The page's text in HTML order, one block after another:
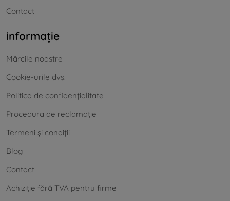
Contact
informație
Mărcile noastre
Cookie-urile dvs.
Politica de confidențialitate
Procedura de reclamație
Termeni și condiții
Blog
Contact
Achiziție fără TVA pentru firme